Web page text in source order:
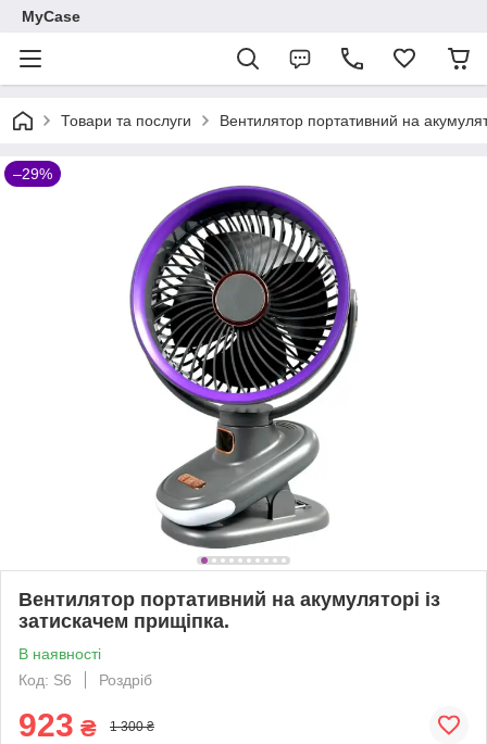
MyCase
Товари та послуги Вентилятор портативний на
–29%
Вентилятор портативний на акумуляторі із
затискачем прищіпка.
В наявності
Код: S6
Роздріб
923 ₴ 1 300 ₴